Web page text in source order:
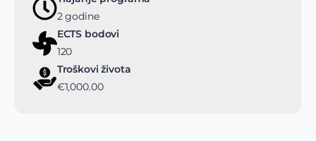
2 godine
ECTS bodovi
120
Troškovi života
€1,000.00